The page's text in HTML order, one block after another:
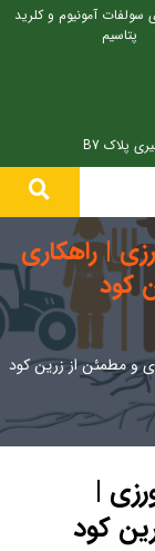
آمونیوم و کلرید
پتاسیم
| راهکاری
کود
و مطمئن از زرین کود
|
کود